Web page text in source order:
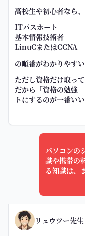
高校生や初心者なら
ITパスポート
基本情報技術者
LinuCまたはCCNA
の順番がわかりやすい
ただし資格だけ取っ
だから「資格の勉強
トにするのが一番いい
パソコンの
識や携帯の
る知識は、
リュウツー先生